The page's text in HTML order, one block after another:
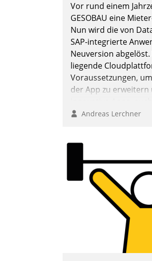
Vor rund einem
GESOBAU eine
Nun wird die von
SAP-integrierte
Neuversion
liegende
Voraussetzungen,
der App zu erweitern
in SAP zu integrieren.
Andreas Lerchner